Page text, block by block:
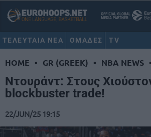
ΤΕΛΕΥΤΑΙΑ ΝΕΑ ΟΜΑΔΕΣ TV
HOME • GR (GREEK) • NBA NEWS •
Ντουράντ: Στους
blockbuster trade!
22/JUN/25 19:15